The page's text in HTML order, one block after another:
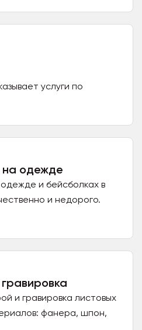
услуги по
и других не...
на одежде
и бейсболках в
и недорого.
и гравировка листовых
фанера, шпон,